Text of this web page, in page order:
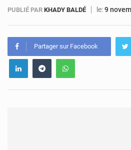
PUBLIÉ PAR KHADY BALDÉ le:9
Partager sur Facebook